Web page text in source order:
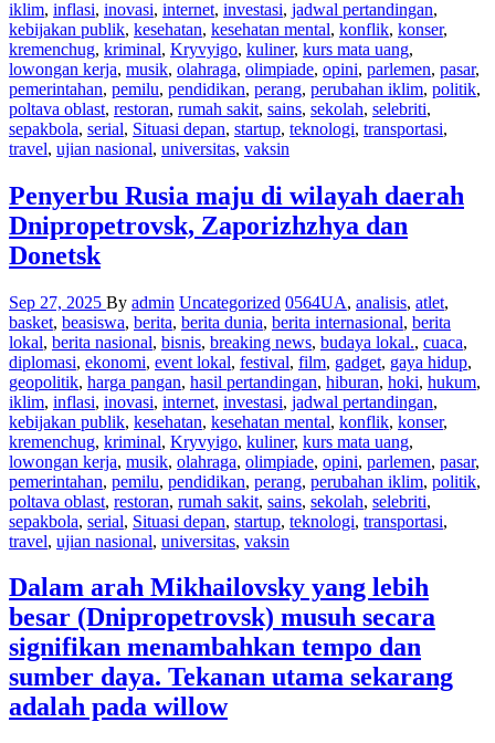
iklim, inflasi, inovasi, internet, investasi, jadwal pertandingan,
kebijakan publik, kesehatan, kesehatan mental, konflik, konser,
kremenchug, kriminal, Kryvyigo, kuliner, kurs mata uang,
lowongan kerja, musik, olahraga, olimpiade, opini, parlemen, pasar,
pemerintahan, pemilu, pendidikan, perang, perubahan iklim, politik,
poltava oblast, restoran, rumah sakit, sains, sekolah, selebriti,
sepakbola, serial, Situasi depan, startup, teknologi, transportasi,
travel, ujian nasional, universitas, vaksin
Penyerbu Rusia maju di wilayah daerah
Dnipropetrovsk, Zaporizhzhya dan
Donetsk
Sep 27, 2025 By admin Uncategorized 0564UA, analisis, atlet,
basket, beasiswa, berita, berita dunia, berita internasional, berita
lokal, berita nasional, bisnis, breaking news, budaya lokal., cuaca,
diplomasi, ekonomi, event lokal, festival, film, gadget, gaya hidup,
geopolitik, harga pangan, hasil pertandingan, hiburan, hoki, hukum,
iklim, inflasi, inovasi, internet, investasi, jadwal pertandingan,
kebijakan publik, kesehatan, kesehatan mental, konflik, konser,
kremenchug, kriminal, Kryvyigo, kuliner, kurs mata uang,
lowongan kerja, musik, olahraga, olimpiade, opini, parlemen, pasar,
pemerintahan, pemilu, pendidikan, perang, perubahan iklim, politik,
poltava oblast, restoran, rumah sakit, sains, sekolah, selebriti,
sepakbola, serial, Situasi depan, startup, teknologi, transportasi,
travel, ujian nasional, universitas, vaksin
Dalam arah Mikhailovsky yang lebih
besar (Dnipropetrovsk) musuh secara
signifikan menambahkan tempo dan
sumber daya. Tekanan utama sekarang
adalah pada willow